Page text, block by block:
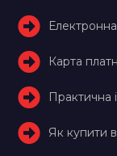
Карта
Практична
Як купити